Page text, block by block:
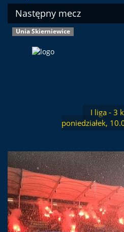
Następny mecz
Unia Skierniewice
I liga - 3
poniedziałek,